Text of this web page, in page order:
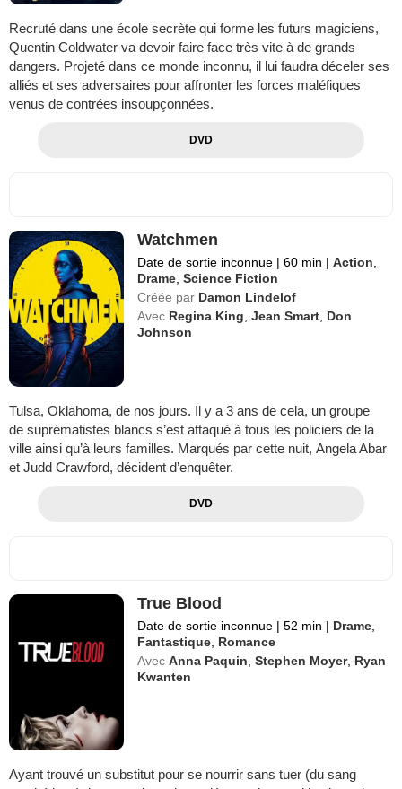
Recruté dans une école secrète qui forme les futurs magiciens,
Quentin Coldwater va devoir faire face très vite à de grands
dangers. Projeté dans ce monde inconnu, il lui faudra déceler ses
alliés et ses adversaires pour affronter les forces maléfiques
venus de contrées insoupçonnées.
DVD
Watchmen
Date de sortie inconnue | 60 min | Action
Drame ,Science Fiction
Créée par Damon Lindelof
Avec Regina King ,Jean Smart Don
Johnson
Tulsa, Oklahoma, de nos jours. Il y a 3 ans de cela, un groupe
de suprématistes blancs s’est attaqué à tous les policiers de la
ville ainsi qu’à leurs familles. Marqués par cette nuit, Angela Abar
et Judd Crawford, décident d’enquêter.
DVD
True Blood
Date de sortie inconnue | 52 min | Drame
Fantastique Romance
Avec Anna Paquin ,Stephen Moyer, Ryan
Kwanten
Ayant trouvé un substitut pour se nourrir sans tuer (du sang